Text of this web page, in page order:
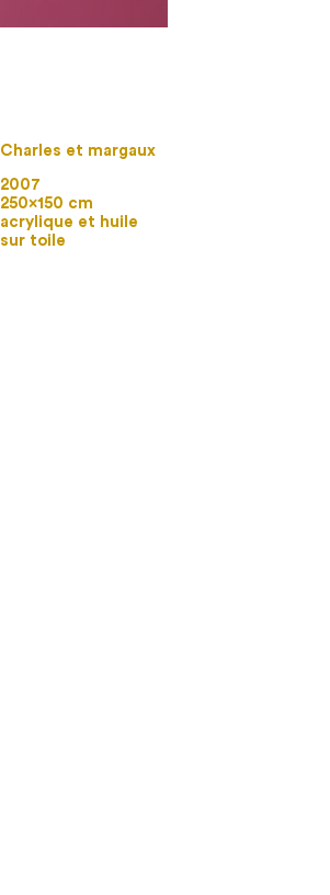
Charles et margaux
2007
250×150 cm
acrylique et huile
sur toile